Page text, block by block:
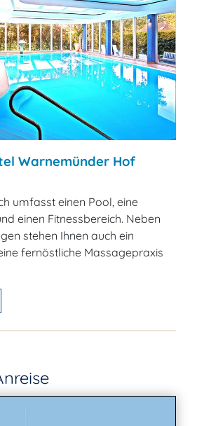
Warnemünder Hof
umfasst einen Pool, eine
einen Fitnessbereich. Neben
stehen Ihnen auch ein
fernöstliche Massagepraxis